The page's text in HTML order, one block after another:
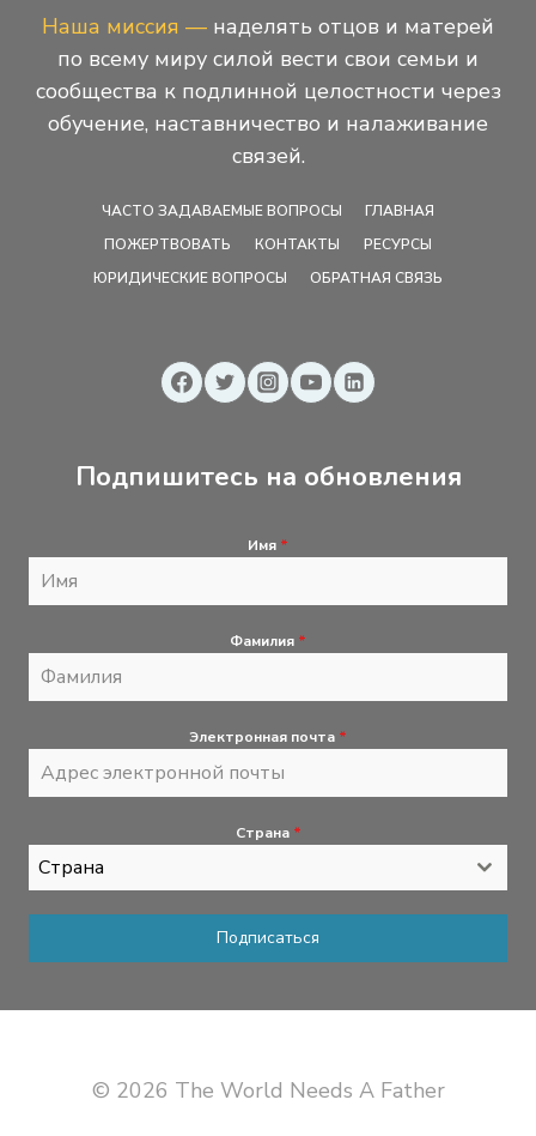
Наша миссия — наделять отцов и матерей
по всему миру силой вести свои семьи и
сообщества к подлинной целостности через
обучение, наставничество и налаживание
связей.
ЧАСТО ЗАДАВАЕМЫЕ ВОПРОСЫ
ГЛАВНАЯ
ПОЖЕРТВОВАТЬ
КОНТАКТЫ
РЕСУРСЫ
ЮРИДИЧЕСКИЕ ВОПРОСЫ
ОБРАТНАЯ СВЯЗЬ
Подпишитесь на обновления
Имя *
Фамилия *
Электронная почта *
Страна *
Страна
Подписаться
© 2026 The World Needs A Father